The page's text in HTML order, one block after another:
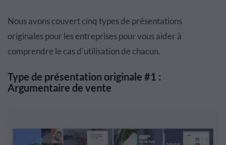
Nous avons couvert cinq types de présentations
originales pour les entreprises pour vous aider à
comprendre le cas d'utilisation de chacun.
Type de présentation originale #1 :
Argumentaire de vente